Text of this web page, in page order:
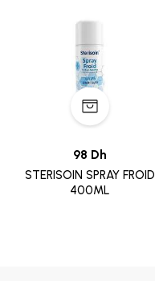
98 Dh
STERISOIN SPRAY FROID
400ML